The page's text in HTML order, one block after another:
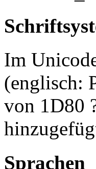
Im
(englisch:
von 1D80
Sprachen